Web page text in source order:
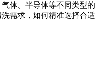
体、半导体等不同类型的
需求，如何精准选择合适